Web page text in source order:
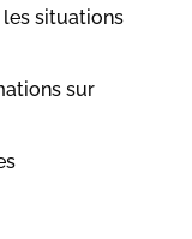
situations
sur